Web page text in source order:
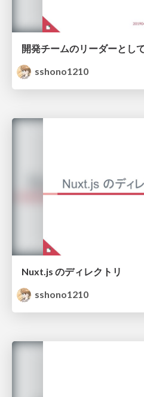
開発チームのリーダーとし
sshono1210
Nuxt.js のディレクトリ
sshono1210